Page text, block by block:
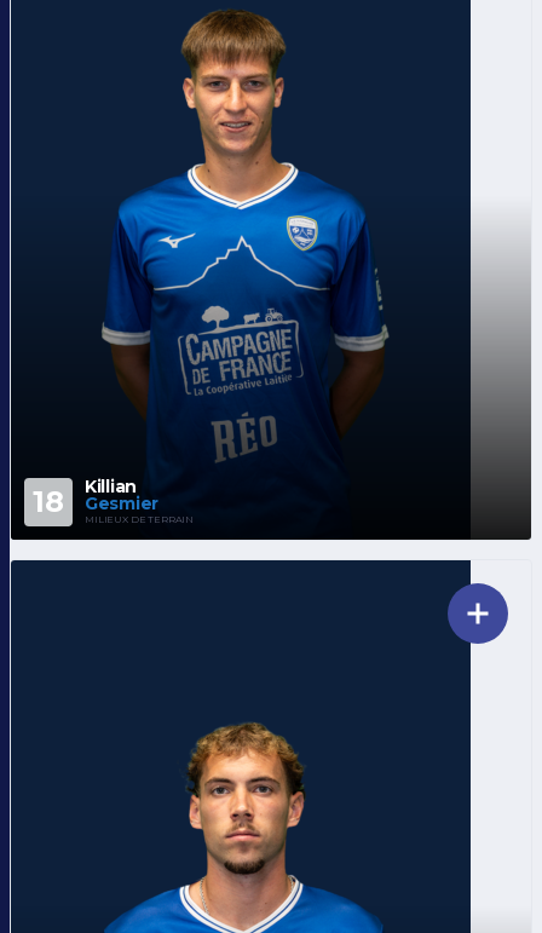
18 Killian
Gesmier
MILIEUX DE TERRAIN